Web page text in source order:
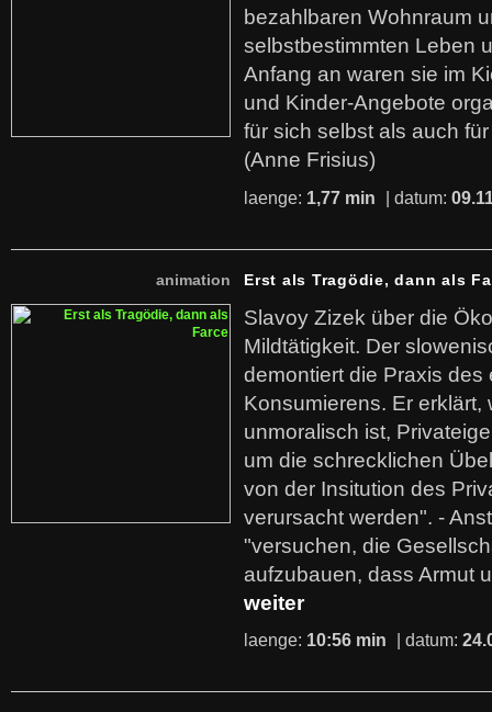
bezahlbaren Wohnraum
selbstbestimmten Leben
Anfang an waren sie im
und Kinder-Angebote
für sich selbst als auch
(Anne Frisius)
laenge: 1,77 min | datum:
animation Erst als Tragödie, dann als
Slavoy Zizek über die
Mildtätigkeit. Der
demontiert die Praxis des
Konsumierens. Er erklärt,
unmoralisch ist,
um die schrecklichen
von der Insitution des
verursacht werden". -
"versuchen, die
aufzubauen, dass Armut
weiter
laenge: 10:56 min | datum: